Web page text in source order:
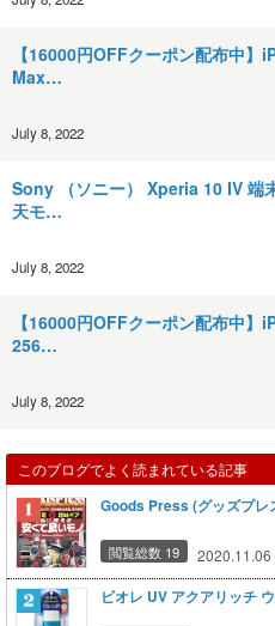
【16000円OFFクーポン配布中】
Max…
July 8, 2022
Sony （ソニー） Xperia 10 IV 端
天モ…
July 8, 2022
【16000円OFFクーポン配布中】
256…
July 8, 2022
このブログでよく読まれている記事
Goods Press (グッズプレ
閲覧総数 19 2020.11.06
ビオレ UV アクアリッチ